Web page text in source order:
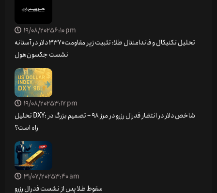
19/08/20256:10 pm
تحلیل تکنیکال و فاندامنتال طلا: تثبیت زیر مقاومت ۳۳۷۰ دلار در آستانه
نشست جکسون‌هول
19/08/20253:17 pm
تحلیل DXY: شاخص دلار در انتظار فدرال رزرو در مرز 98 – تصمیم بزرگ در
راه است؟
31/07/20253:40 am
سقوط طلا پس از نشست فدرال رزرو